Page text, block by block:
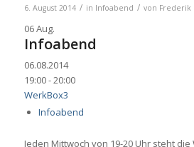
6. August 2014 / in Infoabend / von Frederik
06Aug.
Infoabend
06.08.2014
19:00 - 20:00
WerkBox3
Infoabend
Jeden Mittwoch von 19-20 Uhr steht